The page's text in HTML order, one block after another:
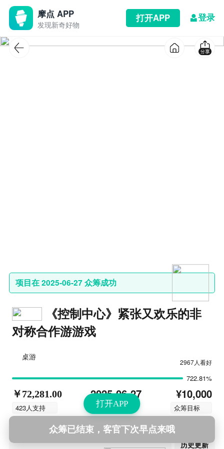
摩点 APP
发现新奇好物
打开APP 登录
打开APP
项目在 2025-06-27 众筹成功
《控制中心》紧张又欢乐的非
对称合作游游戏
桌游
2967人看好
722.81%
￥72,281.00
423人支持
2025-06-27
结束时间
¥10,000
众筹目标
第10次更新 2025-07-04 10:07
历史更新
众筹已结束，客官下次早点来哦